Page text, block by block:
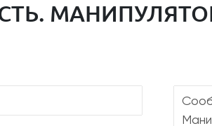
МАНИПУЛЯТОР